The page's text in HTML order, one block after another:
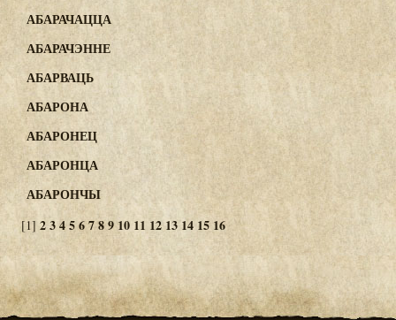
АБАРАЧАЦЦА
АБАРАЧЭННЕ
АБАРВАЦЬ
АБАРОНА
АБАРОНЕЦ
АБАРОНЦА
АБАРОНЧЫ
[1] 2345678910 1112 13 14 15 16